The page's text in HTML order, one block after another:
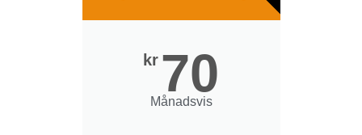
kr 70
Månadsvis